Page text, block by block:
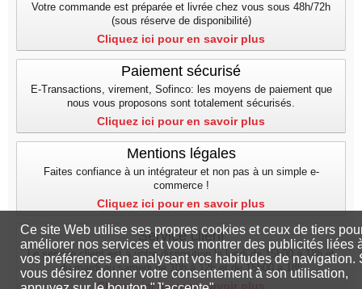
Votre commande est préparée et livrée chez vous sous 48h/72h
(sous réserve de disponibilité)
Cliquez ici pour en savoir plus
Paiement sécurisé
E-Transactions, virement, Sofinco: les moyens de paiement que
nous vous proposons sont totalement sécurisés.
Cliquez ici pour en savoir plus
Mentions légales
Faites confiance à un intégrateur et non pas à un simple e-
commerce !
Cliquez ici pour en savoir plus
Service client
Le service client est à votre disposition le lundi de 15h00 à 18h et
du mardi au samedi de 10h à 12h et de 15h00 a 18h
Cliquez ici pour en savoir plus
Ce site Web utilise ses propres cookies et ceux de tiers
améliorer nos services et vous montrer des publicités liées
vos préférences en analysant vos habitudes de navigation.
vous désirez donner votre consentement à son utilisation,